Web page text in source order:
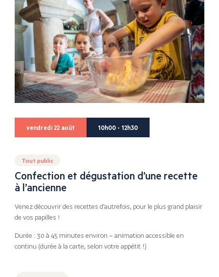
vendredi 22 août 10h00 - 12h30
Tout public
Confection et dégustation d’une recette
à l’ancienne
Venez découvrir des recettes d’autrefois, pour le plus grand plaisir
de vos papilles !
Durée : 30 à 45 minutes environ – animation accessible en
continu (durée à la carte, selon votre appétit !)